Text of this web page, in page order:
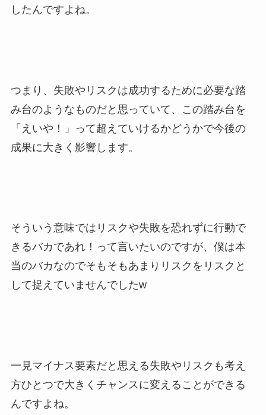
したんですよね。
つまり、失敗やリスクは成功するために必要な踏
み台のようなものだと思っていて、この踏み台を
「えいや！」って超えていけるかどうかで今後の
成果に大きく影響します。
そういう意味ではリスクや失敗を恐れずに行動で
きるバカであれ！って言いたいのですが、僕は本
当のバカなのでそもそもあまりリスクをリスクと
して捉えていませんでしたw
一見マイナス要素だと思える失敗やリスクも考え
方ひとつで大きくチャンスに変えることができる
んですよね。